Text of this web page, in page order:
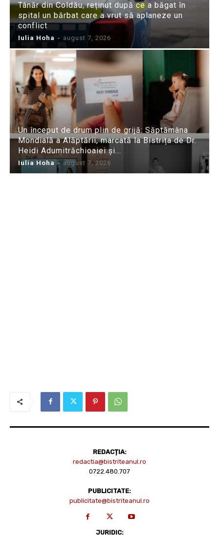
Tânăr din Coldău, reținut după ce a băgat în
spital un bărbat care a vrut să aplaneze un
conflict
Iulia Hoha - august 7, 2026
Un început de drum plin de grijă: Săptămâna
Mondială a Alăptării, marcată la Bistrița de Dr.
Heidi Adumitrăchioaiei și...
Iulia Hoha - august 7, 2026
REDACȚIA:
redactia@bistriteanul.ro
0722.480.707
PUBLICITATE:
publicitate@bistriteanul.ro
JURIDIC: